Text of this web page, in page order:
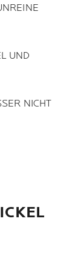
UND
NICHT